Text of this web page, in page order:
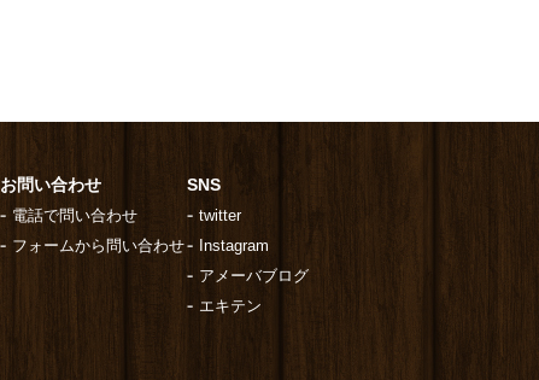
お問い合わせ
電話で問い合わせ
フォームから問い合わせ
SNS
twitter
Instagram
アメーバブログ
エキテン